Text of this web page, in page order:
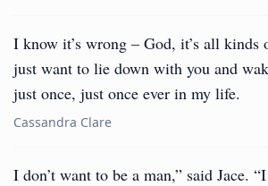
I know it’s wrong – God, it’s all
just want to lie down with you and
just once, just once ever in my life.
Cassandra Clare
I don’t want to be a man,” said Jace.